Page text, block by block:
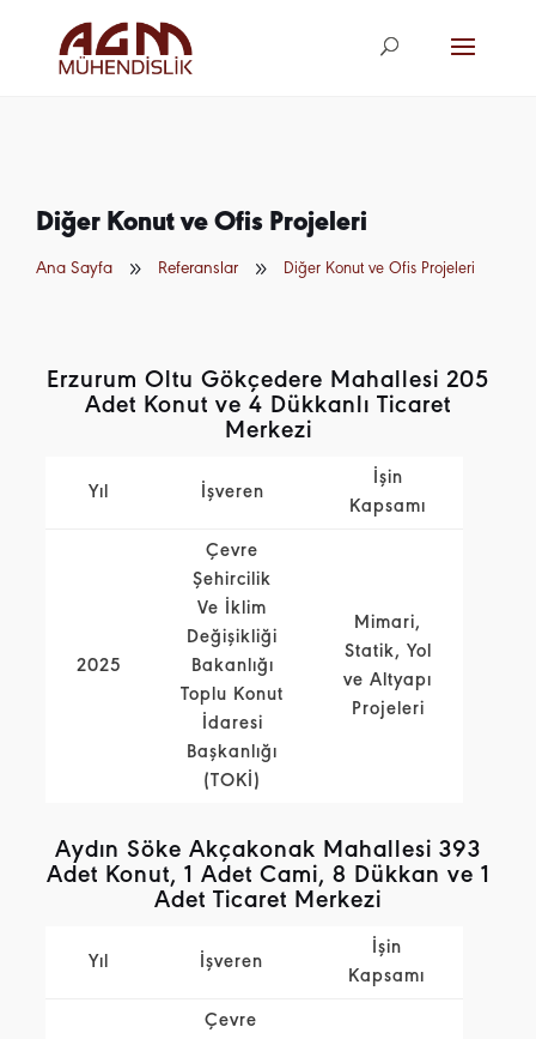
agm@agm.com.
tr
Diğer Konut ve Ofis Projeleri
Ana Sayfa 9 Referanslar 9 Diğer Konut ve Ofis Projeleri
Erzurum Oltu Gökçedere Mahallesi 205
Adet Konut ve 4 Dükkanlı Ticaret
Merkezi
Yıl İşveren
İşin
Kapsamı
2025
Çevre
Şehircilik
Ve İklim
Değişikliği
Bakanlığı
Toplu Konut
İdaresi
Başkanlığı
(TOKİ)
Mimari,
Statik, Yol
ve Altyapı
Projeleri
Aydın Söke Akçakonak Mahallesi 393
Adet Konut, 1 Adet Cami, 8 Dükkan ve 1
Adet Ticaret Merkezi
Yıl İşveren
İşin
Kapsamı
Çevre